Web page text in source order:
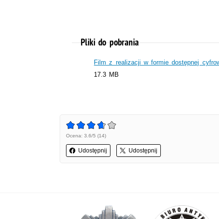
Pliki do pobrania
Film z realizacji w formie dostępnej
17.3 MB
Ocena: 3.6/5 (14)
Udostępnij Udostępnij